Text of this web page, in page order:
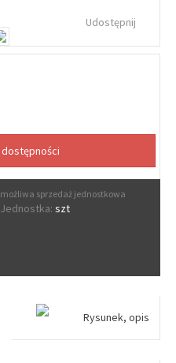
Udostępnij
możliwa sprzedaż jednostkowa
Jednostka: szt
Rysunek, opis